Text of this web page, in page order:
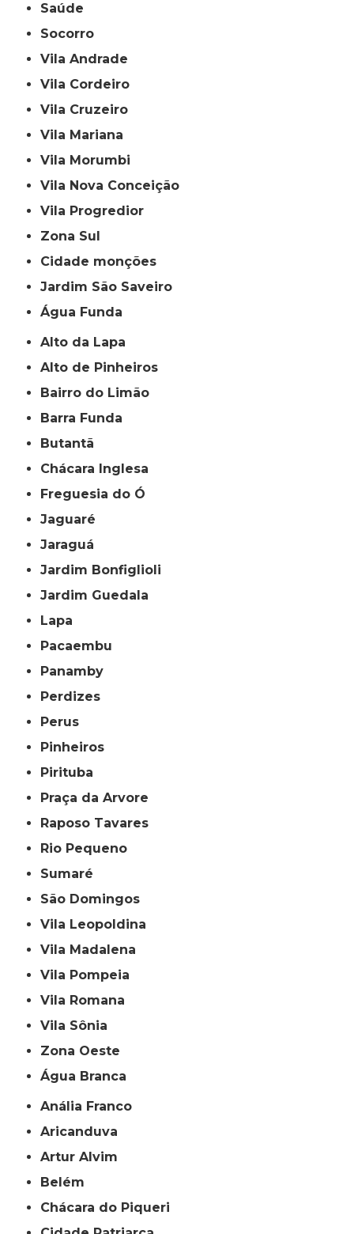
Saúde
Socorro
Vila Andrade
Vila Cordeiro
Vila Cruzeiro
Vila Mariana
Vila Morumbi
Vila Nova Conceição
Vila Progredior
Zona Sul
cidade monções
jardim São Saveiro
Água Funda
Alto da Lapa
Alto de Pinheiros
Bairro do Limão
Barra Funda
Butantã
Chácara Inglesa
Freguesia do Ó
Jaguaré
Jaraguá
Jardim Bonfiglioli
Jardim Guedala
Lapa
Pacaembu
Panamby
Perdizes
Perus
Pinheiros
Pirituba
Praça da Arvore
Raposo Tavares
Rio Pequeno
Sumaré
São Domingos
Vila Leopoldina
Vila Madalena
Vila Pompeia
Vila Romana
Vila Sônia
Zona Oeste
Água Branca
Anália Franco
Aricanduva
Artur Alvim
Belém
Chácara do Piqueri